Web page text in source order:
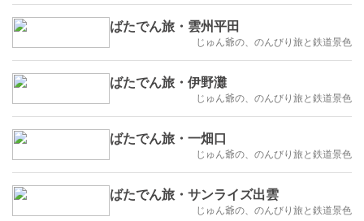
ばたでん旅・雲州平田
じゅん爺の、のんびり旅と鉄道景色
ばたでん旅・伊野灘
じゅん爺の、のんびり旅と鉄道景色
ばたでん旅・一畑口
じゅん爺の、のんびり旅と鉄道景色
ばたでん旅・サンライズ出雲
じゅん爺の、のんびり旅と鉄道景色